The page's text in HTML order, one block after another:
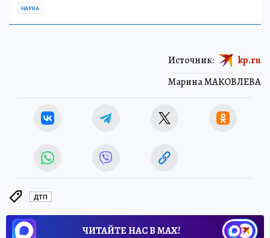
НАУКА
Марина МАКОВЛЕВА
Источник: kp.ru
ДТП
ЧИТАЙТЕ НАС В МАХ!